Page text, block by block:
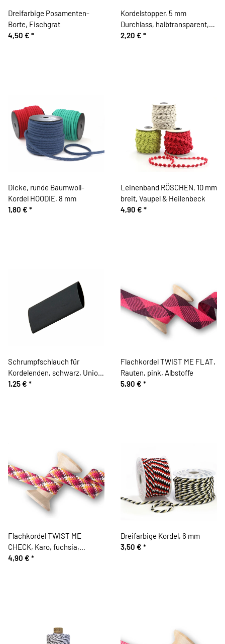
Dreifarbige Posamenten-
Borte, Fischgrat
4,50 € *
Kordelstopper, 5 mm
Durchlass, halbtransparent,
Union Knopf
2,20 € *
Dicke, runde Baumwoll-
Kordel HOODIE, 8 mm
1,80 € *
Leinenband RÖSCHEN, 10 mm
breit, Vaupel & Heilenbeck
4,90 € *
Schrumpfschlauch für
Kordelenden, schwarz, Union
Knopf
1,25 € *
Flachkordel TWIST ME FLAT,
Rauten, pink, Albstoffe
5,90 € *
Flachkordel TWIST ME
CHECK, Karo, fuchsia,
Albstoffe
4,90 € *
Dreifarbige Kordel, 6 mm
3,50 € *